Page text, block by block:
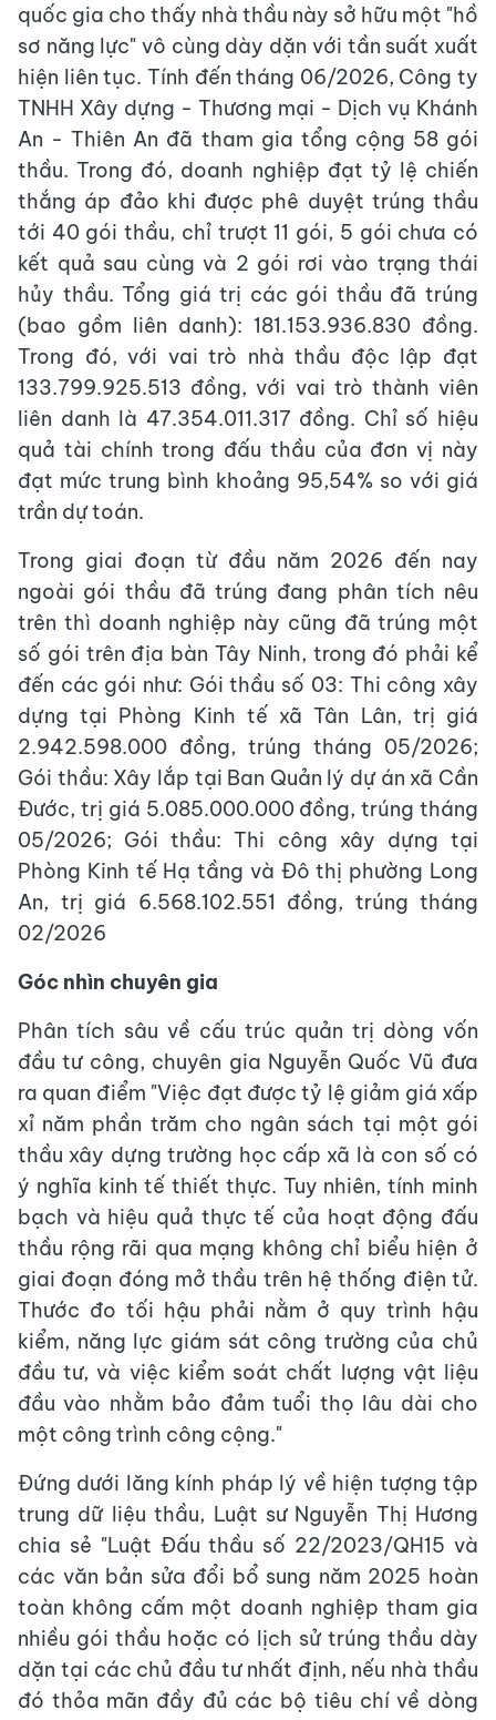
quốc gia cho thấy nhà thầu này sở hữu một "hồ
sơ năng lực" vô cùng dày dặn với tần suất xuất
hiện liên tục. Tính đến tháng 06/2026, Công ty
TNHH Xây dựng - Thương mại - Dịch vụ Khánh
An - Thiên An đã tham gia tổng cộng 58 gói
thầu. Trong đó, doanh nghiệp đạt tỷ lệ chiến
thắng áp đảo khi được phê duyệt trúng thầu
tới 40 gói thầu, chỉ trượt 11 gói, 5 gói chưa có
kết quả sau cùng và 2 gói rơi vào trạng thái
hủy thầu. Tổng giá trị các gói thầu đã trúng
(bao gồm liên danh): 181.153.936.830 đồng.
Trong đó, với vai trò nhà thầu độc lập đạt
133.799.925.513 đồng, với vai trò thành viên
liên danh là 47.354.011.317 đồng. Chỉ số hiệu
quả tài chính trong đấu thầu của đơn vị này
đạt mức trung bình khoảng 95,54% so với giá
trần dự toán.
Trong giai đoạn từ đầu năm 2026 đến nay
ngoài gói thầu đã trúng đang phân tích nêu
trên thì doanh nghiệp này cũng đã trúng một
số gói trên địa bàn Tây Ninh, trong đó phải kể
đến các gói như: Gói thầu số 03: Thi công xây
dựng tại Phòng Kinh tế xã Tân Lân, trị giá
2.942.598.000 đồng, trúng tháng 05/2026;
Gói thầu: Xây lắp tại Ban Quản lý dự án xã Cần
Đước, trị giá 5.085.000.000 đồng, trúng tháng
05/2026; Gói thầu: Thi công xây dựng tại
Phòng Kinh tế Hạ tầng và Đô thị phường Long
An, trị giá 6.568.102.551 đồng, trúng tháng
02/2026
Góc nhìn chuyên gia
Phân tích sâu về cấu trúc quản trị dòng vốn
đầu tư công, chuyên gia Nguyễn Quốc Vũ đưa
ra quan điểm "Việc đạt được tỷ lệ giảm giá xấp
xỉ năm phần trăm cho ngân sách tại một gói
thầu xây dựng trường học cấp xã là con số có
ý nghĩa kinh tế thiết thực. Tuy nhiên, tính minh
bạch và hiệu quả thực tế của hoạt động đấu
thầu rộng rãi qua mạng không chỉ biểu hiện ở
giai đoạn đóng mở thầu trên hệ thống điện tử.
Thước đo tối hậu phải nằm ở quy trình hậu
kiểm, năng lực giám sát công trường của chủ
đầu tư, và việc kiểm soát chất lượng vật liệu
đầu vào nhằm bảo đảm tuổi thọ lâu dài cho
một công trình công cộng."
Đứng dưới lăng kính pháp lý về hiện tượng tập
trung dữ liệu thầu, Luật sư Nguyễn Thị Hương
chia sẻ "Luật Đấu thầu số 22/2023/QH15 và
các văn bản sửa đổi bổ sung năm 2025 hoàn
toàn không cấm một doanh nghiệp tham gia
nhiều gói thầu hoặc có lịch sử trúng thầu dày
dặn tại các chủ đầu tư nhất định, nếu nhà thầu
đó thỏa mãn đầy đủ các bộ tiêu chí về dòng